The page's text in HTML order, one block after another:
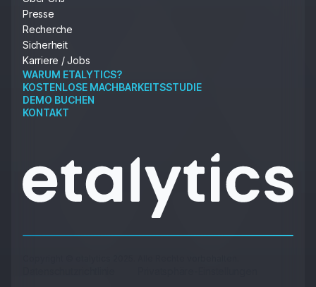
Presse
Recherche
Sicherheit
Karriere / Jobs
WARUM ETALYTICS?
KOSTENLOSE MACHBARKEITSSTUDIE
DEMO BUCHEN
KONTAKT